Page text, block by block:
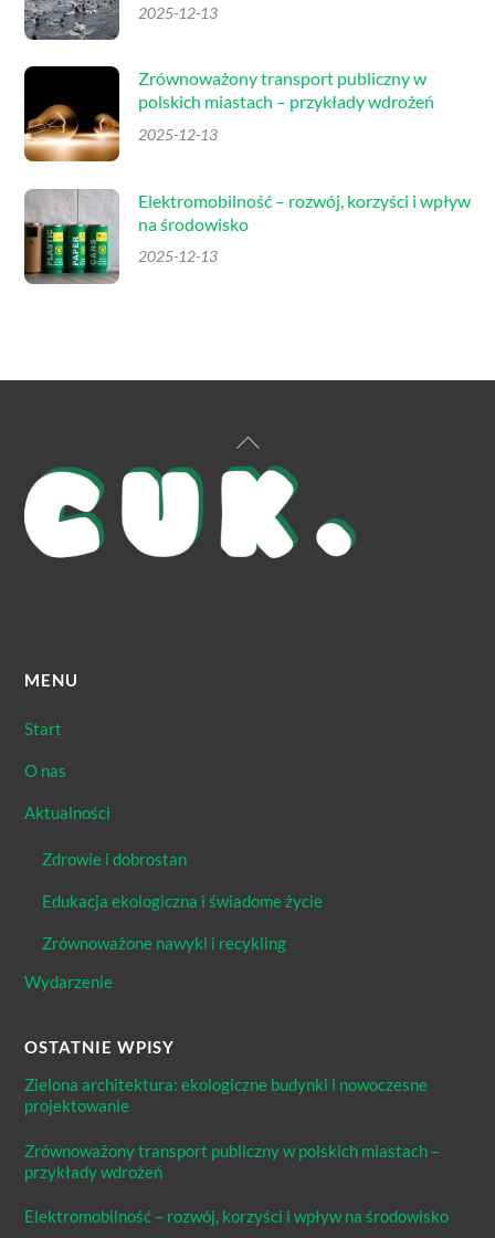
2025-12-13
Zrównoważony transport publiczny w
polskich miastach – przykłady wdrożeń
2025-12-13
Elektromobilność – rozwój, korzyści i wpływ
na środowisko
2025-12-13
Back
To
MENU
Start
O nas
Aktualności
Zdrowie i dobrostan
Edukacja ekologiczna i świadome życie
Zrównoważone nawyki i recykling
Wydarzenie
OSTATNIE WPISY
Zielona architektura: ekologiczne budynki i nowoczesne
projektowanie
Zrównoważony transport publiczny w polskich miastach –
przykłady wdrożeń
Elektromobilność – rozwój, korzyści i wpływ na środowisko